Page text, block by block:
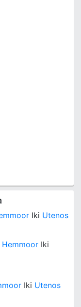
Iki Utenos
Hemmoor Iki
Iki Utenos